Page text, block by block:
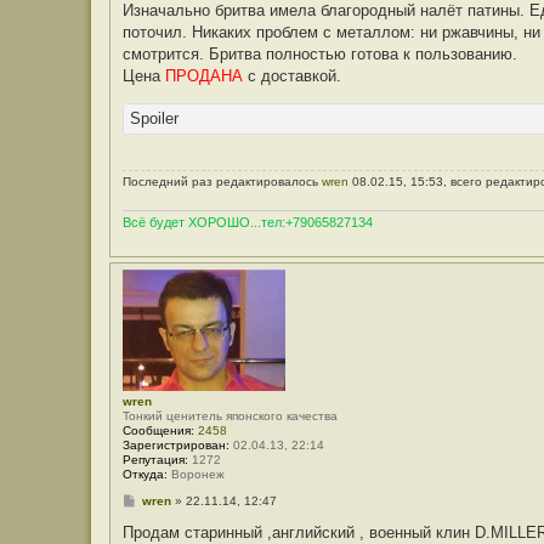
Изначально бритва имела благородный налёт патины.
поточил. Никаких проблем с металлом: ни ржавчины,
смотрится. Бритва полностью готова к пользованию.
Цена ПРОДАНА с доставкой.
Spoiler
Последний раз редактировалось wren 08.02.15, 15:53, всего
Всё будет ХОРОШО...тел:+79065827134
wren
Тонкий ценитель японского качества
Сообщения: 2458
Зарегистрирован: 02.04.13, 22:14
Репутация: 1272
Откуда: Воронеж
С
о
wren» 22.11.14, 12:47
Продам старинный ,английский , военный клин